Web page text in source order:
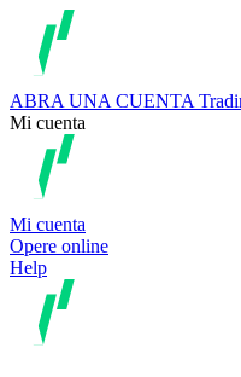
ABRA UNA CUENTA
Mi cuenta
Mi cuenta
Opere online
Help